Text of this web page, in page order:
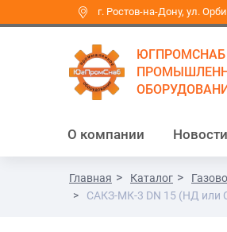
г. Ростов-на-Дону, ул.
ЮГПРОМСНАБ
О компании Новости
Главная Каталог
САКЗ-МК-3 DN 15 (НД